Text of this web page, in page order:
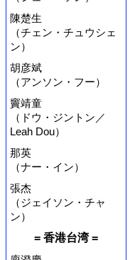
陳楚生
（チェン・チュウシェ
ン）
胡彦斌
（アンソン・フー）
竇靖童
（ドウ・ジントン／
Leah Dou）
那英
（ナー・イン）
張杰
（ジェイソン・チャ
ン）
= 香港台湾 =